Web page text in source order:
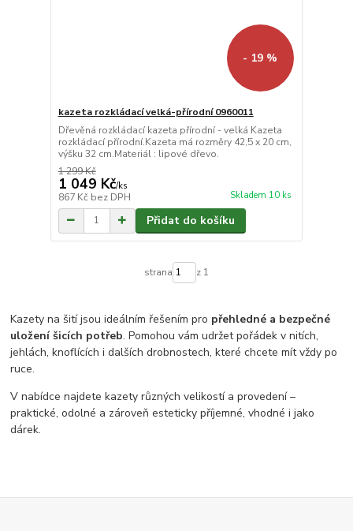
- 19 %
kazeta rozkládací velká-přírodní 0960011
Dřevěná rozkládací kazeta přírodní - velká Kazeta
rozkládací přírodní.Kazeta má rozměry 42,5 x 20 cm,
výšku 32 cm.Materiál : lipové dřevo.
1 299 Kč
1 049 Kč/ks
867 Kč bez DPH Skladem 10 ks
Přidat do košíku
strana z 1
Kazety na šití jsou ideálním řešením pro přehledné a bezpečné
uložení šicích potřeb. Pomohou vám udržet pořádek v nitích,
jehlách, knoflících i dalších drobnostech, které chcete mít vždy po
ruce.
V nabídce najdete kazety různých velikostí a provedení –
praktické, odolné a zároveň esteticky příjemné, vhodné i jako
dárek.